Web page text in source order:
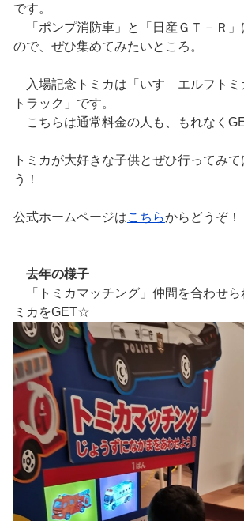
です。
「ポンプ消防車」と「日産ＧＴ－Ｒ」
ので、ぜひ集めてみたいところ。
入場記念トミカは「いすゞエルフトミ
トラック」です。
こちらは通常料金の人も、もれなく
トミカが大好きな子供とぜひ行ってみて
う！
公式ホームページはこちらからどうぞ！
去年の様子
「トミカマッチング」仲間を合わせら
ミカをGET☆